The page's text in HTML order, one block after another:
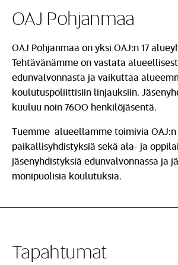
OAJ Pohjanmaa
OAJ Pohjanmaa on yksi OAJ:n 17
Tehtävänämme on vastata
edunvalvonnasta ja vaikuttaa
koulutuspoliittisiin linjauksiin.
kuuluu noin 7600 henkilöjäsentä.
Tuemme alueellamme toimivia OAJ:n
paikallisyhdistyksiä sekä ala- ja
jäsenyhdistyksiä edunvalvonnassa ja
monipuolisia koulutuksia.
Tapahtumat